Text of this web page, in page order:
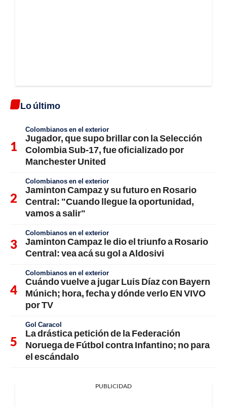
Lo último
Colombianos en el exterior
Jugador, que supo brillar con la Selección
Colombia Sub-17, fue oficializado por
Manchester United
Colombianos en el exterior
Jaminton Campaz y su futuro en Rosario
Central: "Cuando llegue la oportunidad,
vamos a salir"
Colombianos en el exterior
Jaminton Campaz le dio el triunfo a Rosario
Central: vea acá su gol a Aldosivi
Colombianos en el exterior
Cuándo vuelve a jugar Luis Díaz con Bayern
Múnich; hora, fecha y dónde verlo EN VIVO
por TV
Gol Caracol
La drástica petición de la Federación
Noruega de Fútbol contra Infantino; no para
el escándalo
PUBLICIDAD